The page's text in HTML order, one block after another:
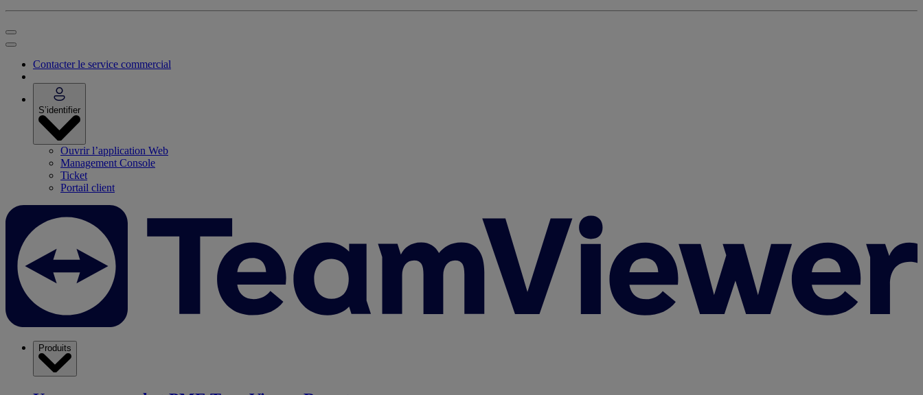
Contacter le service commercial
S’identifier
Ouvrir l’application Web
Management Console
Ticket
Portail client
Produits